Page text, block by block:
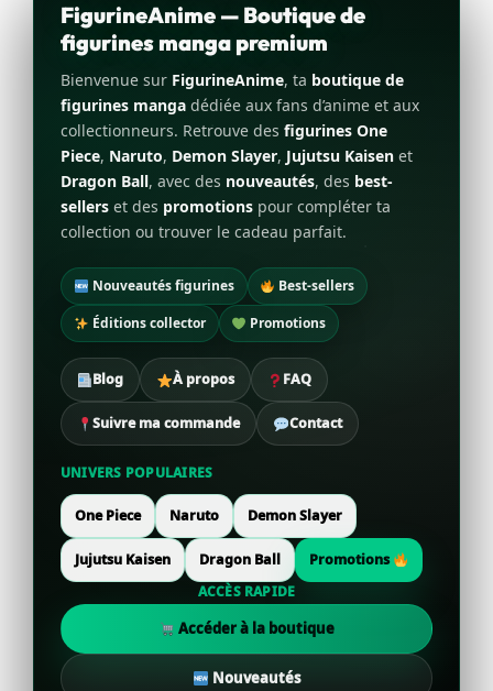
FigurineAnime — Boutique de
figurines manga premium
Bienvenue sur FigurineAnime, ta boutique de
figurines manga dédiée aux fans d’anime et aux
collectionneurs. Retrouve des figurines One
Piece, Naruto, Demon Slayer, Jujutsu Kaisen et
Dragon Ball, avec des nouveautés, des best-
sellers et des promotions pour compléter ta
collection ou trouver le cadeau parfait.
Nouveautés figurines
Best-sellers
Éditions collector
Promotions
Blog À propos FAQ
Suivre ma commande Contact
UNIVERS POPULAIRES
One Piece Naruto Demon Slayer
Jujutsu Kaisen Dragon Ball
Promotions
ACCÈS RAPIDE
Accéder à la boutique
Nouveautés